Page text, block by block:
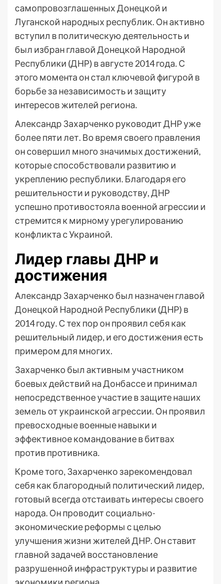
самопровозглашенных Донецкой и
Луганской народных республик. Он активно
вступил в политическую деятельность и
был избран главой Донецкой Народной
Республики (ДНР) в августе 2014 года. С
этого момента он стал ключевой фигурой в
борьбе за независимость и защиту
интересов жителей региона.
Александр Захарченко руководит ДНР уже
более пяти лет. Во время своего правления
он совершил много значимых достижений,
которые способствовали развитию и
укреплению республики. Благодаря его
решительности и руководству, ДНР
успешно противостояла военной агрессии и
стремится к мирному урегулированию
конфликта с Украиной.
Лидер главы ДНР и
достижения
Александр Захарченко был назначен главой
Донецкой Народной Республики (ДНР) в
2014 году. С тех пор он проявил себя как
решительный лидер, и его достижения есть
примером для многих.
Захарченко был активным участником
боевых действий на Донбассе и принимал
непосредственное участие в защите наших
земель от украинской агрессии. Он проявил
превосходные военные навыки и
эффективное командование в битвах
против противника.
Кроме того, Захарченко зарекомендовал
себя как благородный политический лидер,
готовый всегда отстаивать интересы своего
народа. Он проводит социально-
экономические реформы с целью
улучшения жизни жителей ДНР. Он ставит
главной задачей восстановление
разрушенной инфраструктуры и развитие